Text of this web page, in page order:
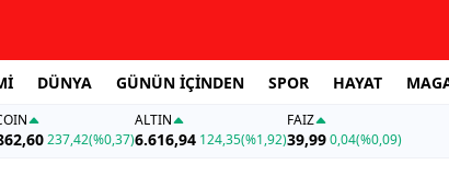
DÜNYA GÜNÜN İÇİNDEN SPOR HAYAT
237,42(%0,37)
ALTIN
6.616,94 124,35(%1,92)
FAİZ
39,990,04(%0,09)